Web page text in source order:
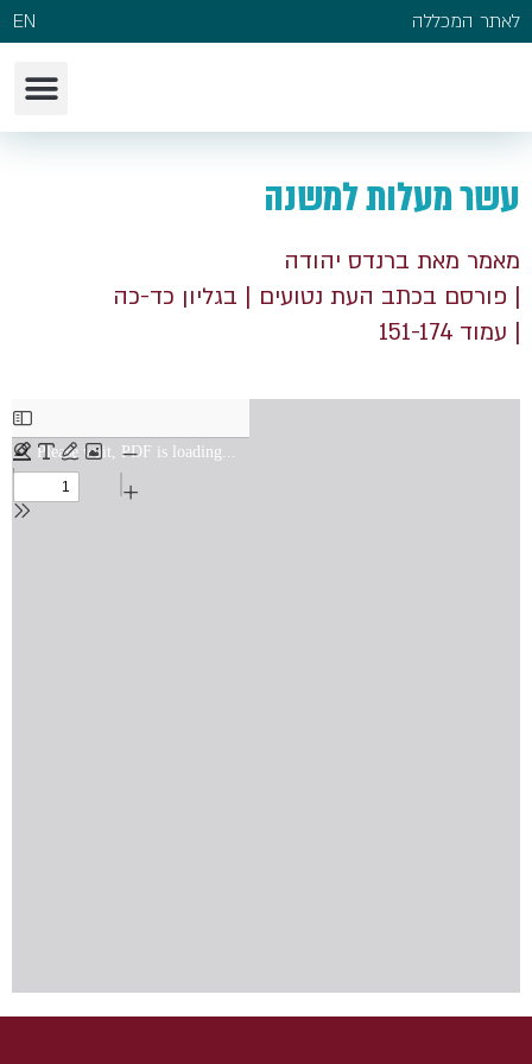
לאתר המכללה EN
עשר מעלות למשנה
מאמר מאת ברנדס יהודה
| פורסם בכתב העת נטועים | בגליון כד-כה
| עמוד 151-174